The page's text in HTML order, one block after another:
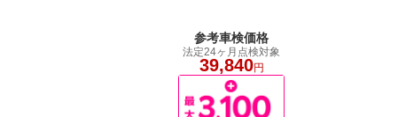
参考車検価格
法定24ヶ月点検対象
39,840円